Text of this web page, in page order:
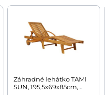
Záhradné lehátko TAMI
SUN, 195,5x69x85cm,